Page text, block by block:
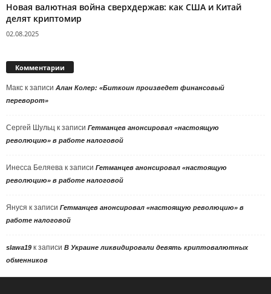
Новая валютная война сверхдержав: как США и Китай
делят криптомир
02.08.2025
Комментарии
Макс к записи Алан Колер: «Биткоин произведет финансовый
переворот»
Сергей Шульц к записи Гетманцев анонсировал «настоящую
революцию» в работе налоговой
Инесса Беляева к записи Гетманцев анонсировал «настоящую
революцию» в работе налоговой
Януся к записи Гетманцев анонсировал «настоящую революцию» в
работе налоговой
slawa19 к записи В Украине ликвидировали девять криптовалютных
обменников